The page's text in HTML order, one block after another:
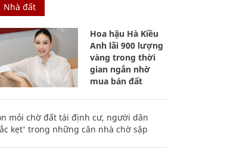
Nhà đất
Hoa hậu Hà Kiều
Anh lãi 900 lượng
vàng trong thời
gian ngắn nhờ
mua bán đất
mỏi chờ đất tái định cư, người dân
kẹt' trong những căn nhà chờ sập